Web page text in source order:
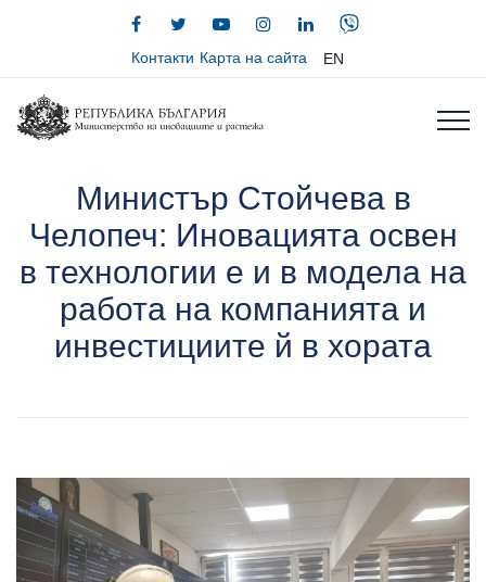
Контакти Карта на сайта EN
Министър Стойчева в
Челопеч: Иновацията освен
в технологии е и в модела на
работа на компанията и
инвестициите й в хората